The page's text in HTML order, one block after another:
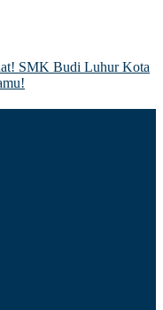
SMK Budi Luhur Kota